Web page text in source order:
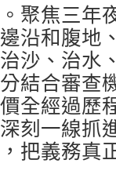
聚焦三年
沿和腹地
沙、治水
結合審查
全經過歷
刻一線抓
把義務真